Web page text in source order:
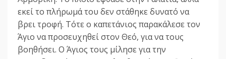
εκεί το πλήρωμά του δεν στάθηκε δυνατό να
βρει τροφή. Τότε ο καπετάνιος παρακάλεσε τον
Άγιο να προσευχηθεί στον Θεό, για να τους
βοηθήσει. Ο Άγιος τους μίλησε για την